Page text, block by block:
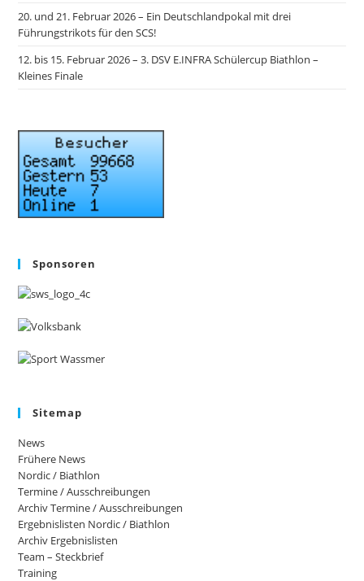
20. und 21. Februar 2026 – Ein Deutschlandpokal mit drei
Führungstrikots für den SCS!
12. bis 15. Februar 2026 – 3. DSV E.INFRA Schülercup Biathlon –
Kleines Finale
Sponsoren
Sitemap
News
Frühere News
Nordic / Biathlon
Termine / Ausschreibungen
Archiv Termine / Ausschreibungen
Ergebnislisten Nordic / Biathlon
Archiv Ergebnislisten
Team – Steckbrief
Training